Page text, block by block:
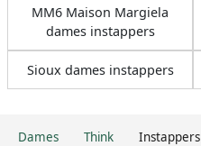
Dames Think Instappers
MM6 Maison Margiela
dames instappers
Sioux dames instappers